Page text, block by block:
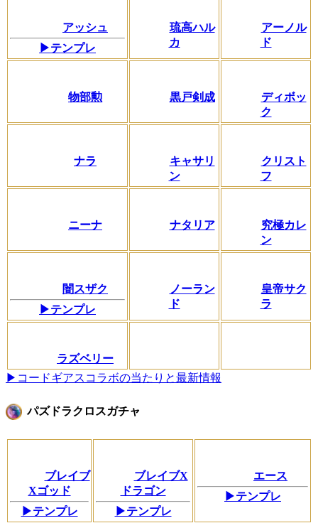
アッシュ
▶テンプレ
琉高ハル
カ
アーノル
ド
物部勲 黒戸剣成
ディボッ
ク
ナラ
キャサリ
ン
クリスト
フ
ニーナ ナタリア
究極カレ
ン
闇スザク
▶テンプレ
ノーラン
ド
皇帝サク
ラ
ラズベリー
▶コードギアスコラボの当たりと最新情報
パズドラクロスガチャ
ブレイブ
Xゴッド
▶テンプレ
ブレイブX
ドラゴン
▶テンプレ
エース
▶テンプレ